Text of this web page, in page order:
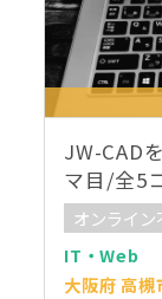
JW-CAD
マ目/全5
オンライン
IT・Web
大阪府 高槻